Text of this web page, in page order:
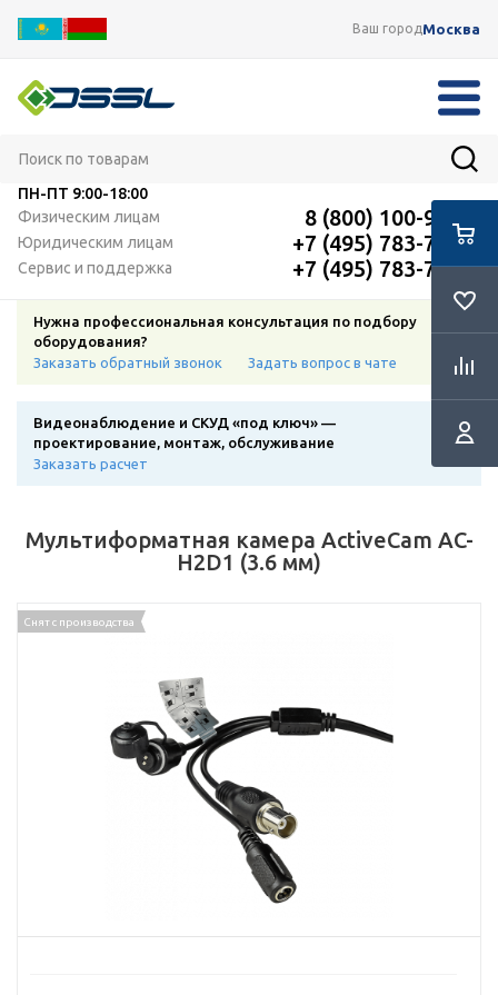
Ваш городМосква
ПН-ПТ 9:00-18:00
Физическим лицам
8 (800) 100-91-12
Юридическим лицам +7 (495) 783-72-87
Сервис и поддержка +7 (495) 783-72-87
Нужна профессиональная консультация по подбору
оборудования?
Заказать обратный звонок
Задать вопрос в чате
Видеонаблюдение и СКУД «под ключ» —
проектирование, монтаж, обслуживание
Заказать расчет
Мультиформатная камера ActiveCam AC-
H2D1 (3.6 мм)
Снят с производства